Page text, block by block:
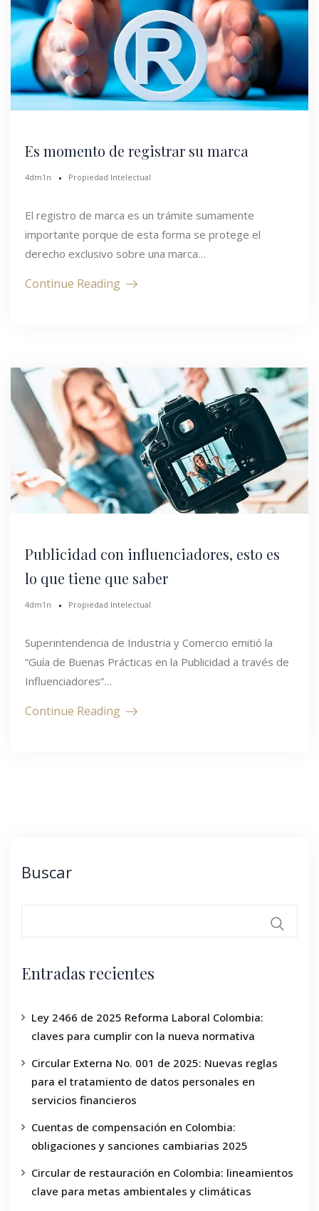
Es momento de registrar su marca
4dm1n Propiedad Intelectual
El registro de marca es un trámite sumamente
importante porque de esta forma se protege el
derecho exclusivo sobre una marca…
Continue Reading
Publicidad con influenciadores, esto es
lo que tiene que saber
4dm1n Propiedad Intelectual
Superintendencia de Industria y Comercio emitió la
“Guía de Buenas Prácticas en la Publicidad a través de
Influenciadores”…
Continue Reading
Buscar
Entradas recientes
Ley 2466 de 2025 Reforma Laboral Colombia:
claves para cumplir con la nueva normativa
Circular Externa No. 001 de 2025: Nuevas reglas
para el tratamiento de datos personales en
servicios financieros
Cuentas de compensación en Colombia:
obligaciones y sanciones cambiarias 2025
Circular de restauración en Colombia: lineamientos
clave para metas ambientales y climáticas